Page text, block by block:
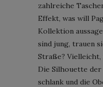
zahlreiche
Effekt, was will
Kollektion
sind jung, trauen
Straße?
Die Silhouette
schlank und die